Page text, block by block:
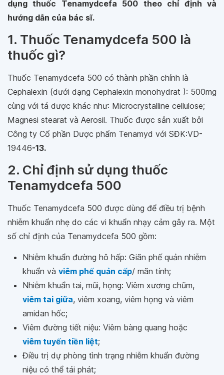
dụng thuốc Tenamydcefa 500 theo chỉ định và
hướng dẫn của bác sĩ.
1. Thuốc Tenamydcefa 500 là
thuốc gì?
Thuốc Tenamydcefa 500 có thành phần chính là
Cephalexin (dưới dạng Cephalexin monohydrat ): 500mg
cùng với tá dược khác như: Microcrystalline cellulose;
Magnesi stearat và Aerosil. Thuốc được sản xuất bởi
Công ty Cổ phần Dược phẩm Tenamyd với SĐK:VD-
19446-13.
2. Chỉ định sử dụng thuốc
Tenamydcefa 500
Thuốc Tenamydcefa 500 được dùng để điều trị bệnh
nhiễm khuẩn nhẹ do các vi khuẩn nhạy cảm gây ra. Một
số chỉ định của Tenamydcefa 500 gồm:
Nhiễm khuẩn đường hô hấp: Giãn phế quản nhiễm
khuẩn và viêm phế quản cấp/ mãn tính;
Nhiễm khuẩn tai, mũi, họng: Viêm xương chũm,
viêm tai giữa, viêm xoang, viêm họng và viêm
amidan hốc;
Viêm đường tiết niệu: Viêm bàng quang hoặc
viêm tuyến tiền liệt;
Điều trị dự phòng tình trạng nhiễm khuẩn đường
niệu có thể tái phát;